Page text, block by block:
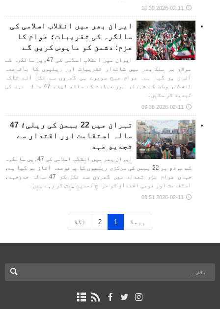
2026-02-11 10:39
ایران بھر میں انقلاب اسلامی کی
سالگرہ کی تقریبات؛ عوام کا
عزم: دشمن کو مایوس کریں گے
ایران میں انقلابِ اسلامی کی 47ویں سالگرہ کے
موقع پر ملک بھر میں شاندار تقریبات اور ریلیوں کا باقاعدہ
آغاز ہو گیا ہے۔ عوام صبح سویرے ہی گھروں سے نکل آئے تاکہ
انقلاب، وطن کے شہداء اور قیادت کے ساتھ اپنے 47 سالہ عہد کی
تجدید کر سکیں۔
2026-02-11 09:36
تہران میں 22 بہمن کی ریلی؛ 47
سالہ استقامت اور اقتدار سے
تجدیدِ عہد
ایران بھر میں انقلابِ اسلامی کی 47ویں سالگرہ
کے موقع پر 22 بہمن کی مرکزی ریلیوں کا باقاعدہ آغاز ہو گیا ہے،
جہاں عوام بڑی تعداد میں گھروں سے نکل کر 47 سالہ جدوجہد،
استقامت اور قومی اقتدار کو خراجِ تحسین پیش کر رہے ہیں۔
2026-02-11 08:51
پچھلا 1
2 اگلا